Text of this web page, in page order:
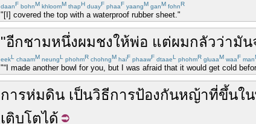
daanF bohnM khloomM thapH duayF phaaF yaangM ganM fohnR
"[I] covered the top with a waterproof rubber sheet."
"อีกชามหนึ่งผมชงให้พ่อ แต่ผมกลัวว่ามัน
eekL chaamM neungL phohmR chohngM haiF phaawF dtaaeL phohmR gluaaM waaF man
"“I made another bowl for you, but I was afraid that it would get cold
การห่มดิน เป็นวิธีการป้องกันหญ้าที่ขึ้นใน
เติบโตได้